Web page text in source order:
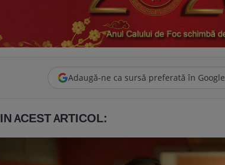
Adaugă-ne ca sursă preferată în Google
IN ACEST ARTICOL: